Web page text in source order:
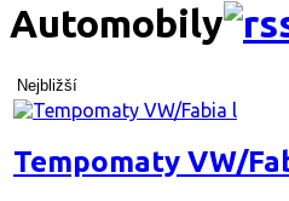
Automobily
Nejbližší
Tempomaty VW/